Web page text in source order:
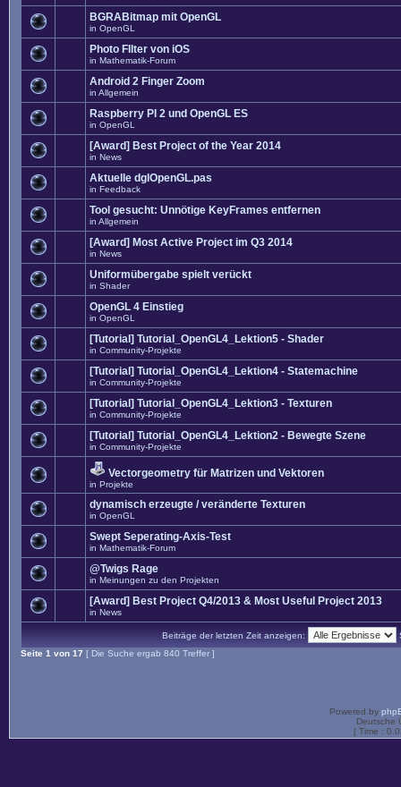
BGRABitmap mit OpenGL
in OpenGL
Photo FIlter von iOS
in Mathematik-Forum
Android 2 Finger Zoom
in Allgemein
Raspberry PI 2 und OpenGL ES
in OpenGL
[Award] Best Project of the Year 2014
in News
Aktuelle dglOpenGL.pas
in Feedback
Tool gesucht: Unnötige KeyFrames entfernen
in Allgemein
[Award] Most Active Project im Q3 2014
in News
Uniformübergabe spielt verückt
in Shader
OpenGL 4 Einstieg
in OpenGL
[Tutorial] Tutorial_OpenGL4_Lektion5 - Shader
in Community-Projekte
[Tutorial] Tutorial_OpenGL4_Lektion4 - Statemachine
in Community-Projekte
[Tutorial] Tutorial_OpenGL4_Lektion3 - Texturen
in Community-Projekte
[Tutorial] Tutorial_OpenGL4_Lektion2 - Bewegte Szene
in Community-Projekte
Vectorgeometry für Matrizen und Vektoren
in Projekte
dynamisch erzeugte / veränderte Texturen
in OpenGL
Swept Seperating-Axis-Test
in Mathematik-Forum
@Twigs Rage
in Meinungen zu den Projekten
[Award] Best Project Q4/2013 & Most Useful Project 2013
in News
Beiträge der letzten Zeit anzeigen:
Seite 1 von 17 [ Die Suche ergab 840 Treffer ]
Powered by
Deutsche
[ Time :